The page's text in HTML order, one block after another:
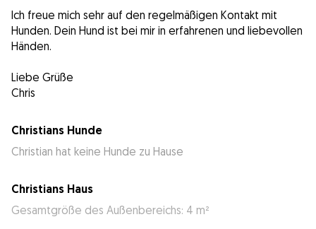
Ich freue mich sehr auf den regelmäßigen Kontakt mit
Hunden. Dein Hund ist bei mir in erfahrenen und liebevollen
Händen.
Liebe Grüße
Chris
Christians Hunde
Christian hat keine Hunde zu Hause
Christians Haus
Gesamtgröße des Außenbereichs: 4 m²